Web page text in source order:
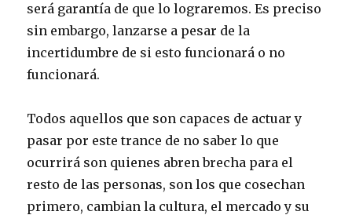
será garantía de que lo lograremos. Es preciso
sin embargo, lanzarse a pesar de la
incertidumbre de si esto funcionará o no
funcionará.
Todos aquellos que son capaces de actuar y
pasar por este trance de no saber lo que
ocurrirá son quienes abren brecha para el
resto de las personas, son los que cosechan
primero, cambian la cultura, el mercado y su